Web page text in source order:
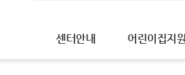
센터안내 어린이집지원